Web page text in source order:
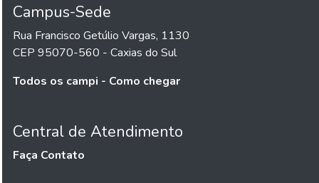
Campus-Sede
Rua Francisco Getúlio Vargas, 1130
CEP 95070-560 - Caxias do Sul
Todos os campi - Como chegar
Central de Atendimento
Faça Contato